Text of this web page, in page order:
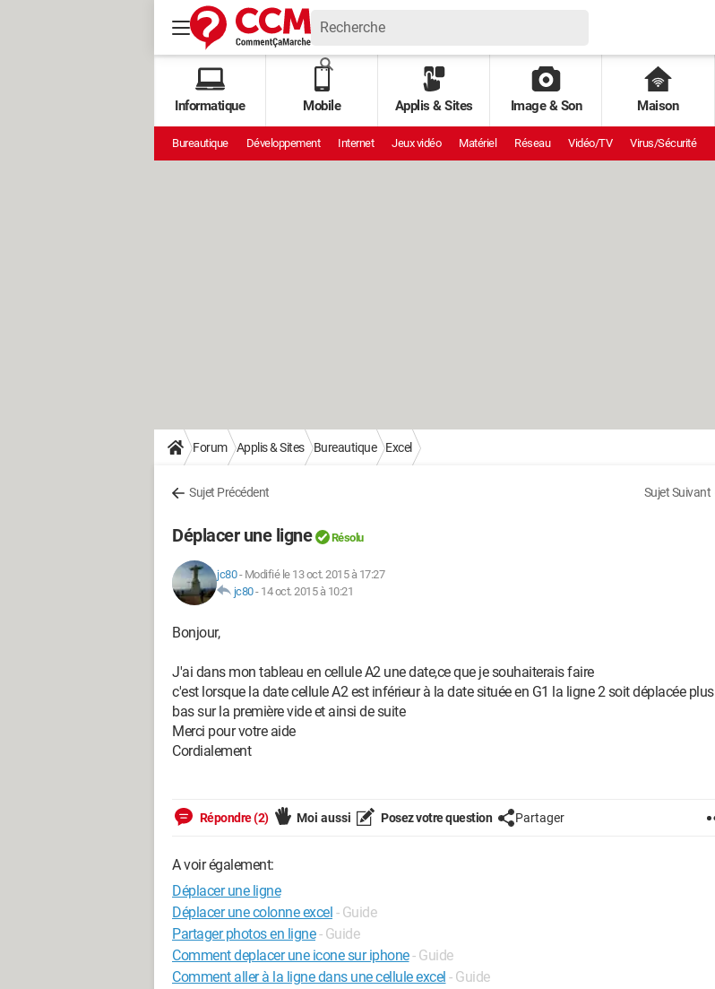
Informatique Mobile Applis & Sites Image & Son Maison
Bureautique Développement Internet Jeux vidéo Matériel Réseau Vidéo/TV Virus/Sécurité
Forum Applis & Sites Bureautique Excel
Sujet Précédent Sujet Suivant
Déplacer une ligne Résolu
jc80- Modifié le 13 oct. 2015 à 17:27
jc80- 14 oct. 2015 à 10:21
Bonjour,
J'ai dans mon tableau en cellule A2 une date,ce que je souhaiterais faire
c'est lorsque la date cellule A2 est inférieur à la date située en G1 la ligne 2 soit déplacée plus
bas sur la première vide et ainsi de suite
Merci pour votre aide
Cordialement
Répondre (2) Moi aussi Posez votre question Partager
A voir également:
Déplacer une ligne
Déplacer une colonne excel - Guide
Partager photos en ligne - Guide
Comment deplacer une icone sur iphone- Guide
Comment aller à la ligne dans une cellule excel - Guide